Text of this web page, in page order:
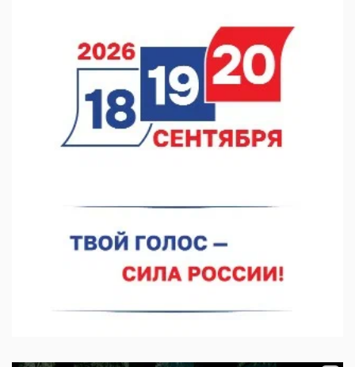
07.08.2026 12:15
В Нижнем Новгороде прошло совещание Росгвардии
07.08.2026 12:04